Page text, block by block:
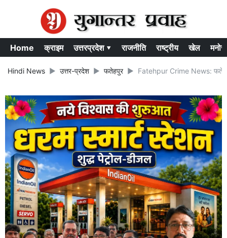
Home क्राइम उत्तरप्रदेश ▾ राजनीति राष्ट्रीय खेल
Hindi News उत्तर-प्रदेश फतेहपुर Fatehpur Crime News: